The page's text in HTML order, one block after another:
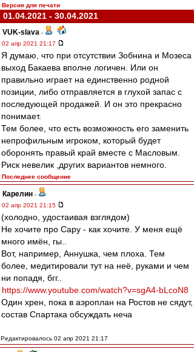
Версия для печати
01.04.2021 - 30.04.2021
VUK-slava -
02 апр 2021 21:17
Я думаю, что при отсутствии Зобнина и Мозеса
выход Бакаева вполне логичен. Или он
правильно играет на единственно родной
позиции, либо отправляется в глухой запас с
последующей продажей. И он это прекрасно
понимает.
Тем более, что есть возможность его заменить
непрофильным игроком, который будет
оборонять правый край вместе с Масловым.
Риск невелик ,других вариантов немного.
Последнее сообщение
Карелин -
02 апр 2021 21:15
(холодно, удостаивая взглядом)
Не хочите про Сару - как хочите. У меня ещё
много имён, гы..
Вот, например, Аннушка, чем плоха. Тем
более, медитировали тут на неё, руками и чем
ни попадя, бгг..
https://www.youtube.com/watch?v=sgA4-bLcoN8
Один хрен, пока в аэроплан на Ростов не сядут,
состав Спартака обсуждать неча
Редактировалось 02 апр 2021 21:17